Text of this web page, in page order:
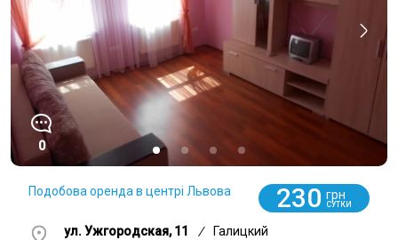
0
Подобова оренда в центрі Львова 230 грн
СУТКИ
ул. Ужгородская, 11 /
Галицкий